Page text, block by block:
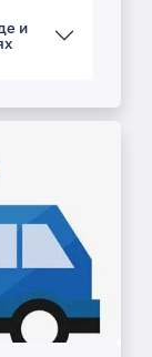
и